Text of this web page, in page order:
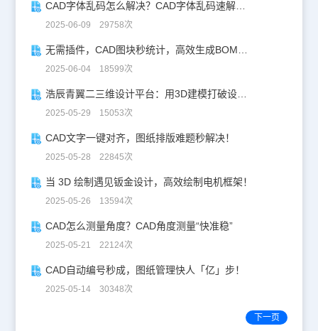
CAD字体乱码怎么解决？CAD字体乱码速解指南
2025-06-09 29758次
无需插件，CAD图块秒统计，高效生成BOM表！
2025-06-04 18599次
浩辰青翼二三维设计平台：用3D建模打破设计边界
2025-05-29 15053次
CAD文字一键对齐，图纸排版难题秒解决！
2025-05-28 22845次
当 3D 绘制遇见钣金设计，高效绘制电机框架！
2025-05-26 13594次
CAD怎么测量角度？CAD角度测量“快准稳”
2025-05-21 22124次
CAD自动编号秒成，图纸管理快人「亿」步！
2025-05-14 30348次
下一页